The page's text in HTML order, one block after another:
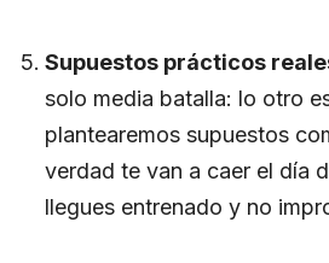
Supuestos prácticos
solo media batalla: lo otro
plantearemos supuestos
verdad te van a caer el día
llegues entrenado y no